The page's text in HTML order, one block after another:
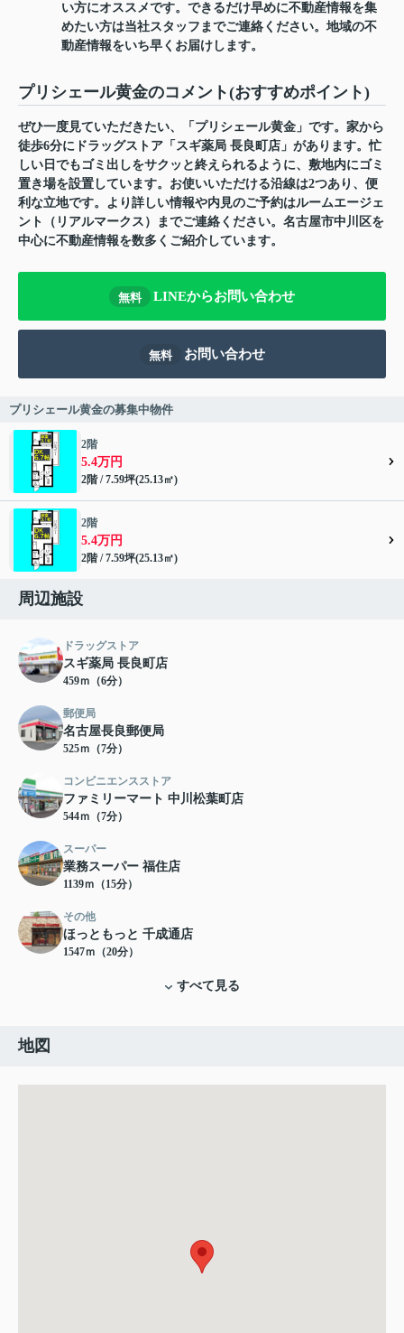
い方にオススメです。できるだけ早めに不動産情報を集
めたい方は当社スタッフまでご連絡ください。地域の不
動産情報をいち早くお届けします。
プリシェール黄金のコメント(おすすめポイント)
ぜひ一度見ていただきたい、「プリシェール黄金」です。家から
徒歩6分にドラッグストア「スギ薬局 長良町店」があります。忙
しい日でもゴミ出しをサクッと終えられるように、敷地内にゴミ
置き場を設置しています。お使いいただける沿線は2つあり、便
利な立地です。より詳しい情報や内見のご予約はルームエージェ
ント（リアルマークス）までご連絡ください。名古屋市中川区を
中心に不動産情報を数多くご紹介しています。
無料 LINEからお問い合わせ
無料 お問い合わせ
プリシェール黄金の募集中物件
2階
5.4万円
2階 / 7.59坪(25.13㎡)
2階
5.4万円
2階 / 7.59坪(25.13㎡)
周辺施設
ドラッグストア
スギ薬局 長良町店
459ｍ（6分）
郵便局
名古屋長良郵便局
525ｍ（7分）
コンビニエンスストア
ファミリーマート 中川松葉町店
544ｍ（7分）
スーパー
業務スーパー 福住店
1139ｍ（15分）
その他
ほっともっと 千成通店
1547ｍ（20分）
すべて見る
地図